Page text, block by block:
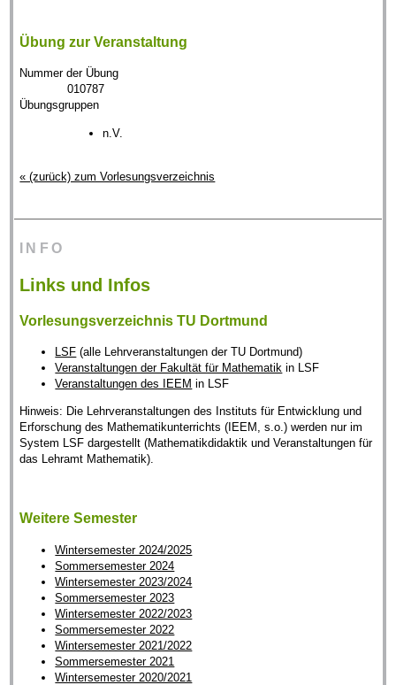
Übung zur Veranstaltung
Nummer der Übung
010787
Übungsgruppen
n.V.
« (zurück) zum Vorlesungsverzeichnis
INFO
Links und Infos
Vorlesungsverzeichnis TU Dortmund
LSF (alle Lehrveranstaltungen der TU Dortmund)
Veranstaltungen der Fakultät für Mathematik in LSF
Veranstaltungen des IEEM in LSF
Hinweis: Die Lehrveranstaltungen des Instituts für Entwicklung und
Erforschung des Mathematikunterrichts (IEEM, s.o.) werden nur im
System LSF dargestellt (Mathematikdidaktik und Veranstaltungen für
das Lehramt Mathematik).
Weitere Semester
Wintersemester 2024/2025
Sommersemester 2024
Wintersemester 2023/2024
Sommersemester 2023
Wintersemester 2022/2023
Sommersemester 2022
Wintersemester 2021/2022
Sommersemester 2021
Wintersemester 2020/2021